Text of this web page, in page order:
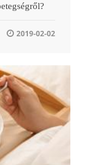
2019-02-02